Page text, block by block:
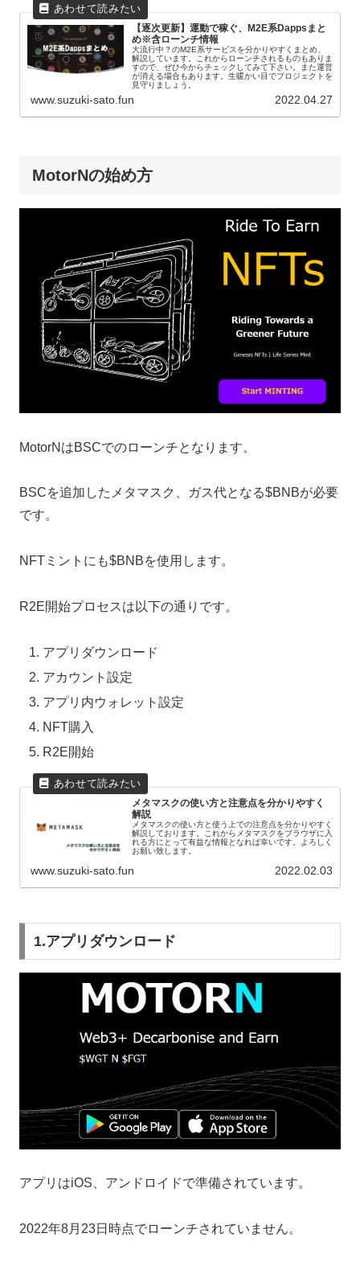
【逐次更新】運動で稼ぐ、M2E系Dappsまと
め※含ローンチ情報
大流行中？のM2E系サービスを分かりやすくまとめ、
解説しています。これからローンチされるものもありま
すので、ぜひ今からチェックしてみて下さい。また運営
が消える場合もあります。生暖かい目でプロジェクトを
見守りましょう。
www.suzuki-sato.fun 2022.04.27
MotorNの始め方
MotorNはBSCでのローンチとなります。
BSCを追加したメタマスク、ガス代となる$BNBが必要
です。
NFTミントにも$BNBを使用します。
R2E開始プロセスは以下の通りです。
アプリダウンロード
アカウント設定
アプリ内ウォレット設定
NFT購入
R2E開始
メタマスクの使い方と注意点を分かりやすく
解説
メタマスクの使い方と使う上での注意点を分かりやすく
解説しております。これからメタマスクをブラウザに入
れる方にとって有益な情報となれば幸いです。よろしく
お願い致します。
www.suzuki-sato.fun 2022.02.03
1.アプリダウンロード
アプリはiOS、アンドロイドで準備されています。
2022年8月23日時点でローンチされていません。